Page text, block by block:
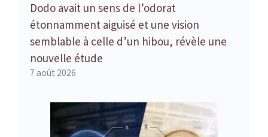
Dodo avait un sens de l’odorat
étonnamment aiguisé et une vision
semblable à celle d’un hibou, révèle une
nouvelle étude
7 août 2026